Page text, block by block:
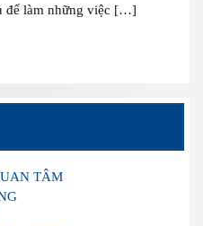
để làm những việc […]
TÂM